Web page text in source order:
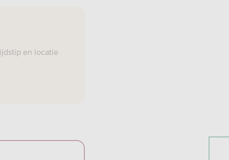
en locatie